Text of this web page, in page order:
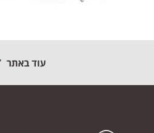
עוד באתר